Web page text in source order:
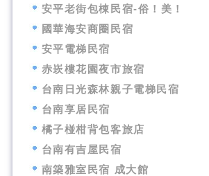
安平老街包棟民宿-俗！美！
國華海安商圈民宿
安平電梯民宿
赤崁樓花園夜市旅宿
台南日光森林親子電梯民宿
台南享居民宿
橘子椪柑背包客旅店
台南有吉屋民宿
南築雅室民宿 成大館